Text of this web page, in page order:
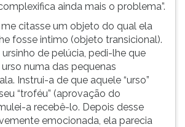
ainda mais o problema”.
me citasse um objeto do qual ela
fosse intimo (objeto transicional).
de pelúcia, pedi-lhe que
numa das pequenas
Instrui-a de que aquele “urso”
“troféu” (aprovação do
a recebê-lo. Depois desse
emocionada, ela parecia